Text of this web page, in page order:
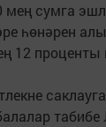
сумга
һөнәрен
12